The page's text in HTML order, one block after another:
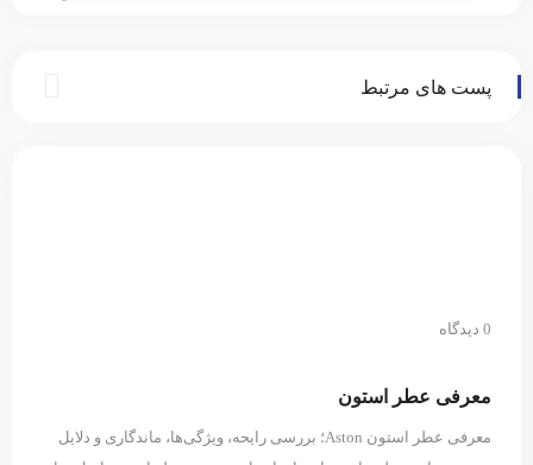
پست های مرتبط
0 دیدگاه
معرفی عطر استون
معرفی عطر استون Aston؛ بررسی رایحه، ویژگی‌ها، ماندگاری و دلایل